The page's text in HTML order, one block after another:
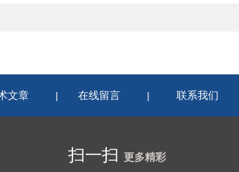
文章 | 在线留言 | 联系我们
扫一扫 更多精彩